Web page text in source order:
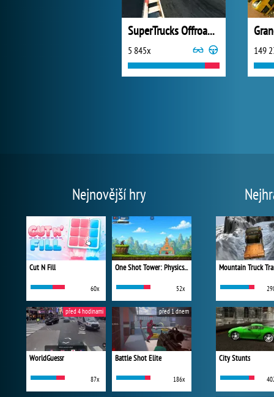
SuperTrucks Offroad Racing
5 845x 149
Nejnovější hry
Cut N Fill
60x
One Shot Tower: Physics Destroyer
52x
WorldGuessr
87x
před 4 hodinami
Battle Shot Elite
186x
před 1 dnem
Mountain Truck
City Stunts